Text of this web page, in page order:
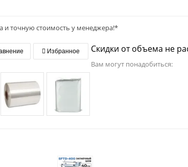
и точную стоимость у менеджера!*
Избранное Скидки от объема не
Вам могут понадобиться: